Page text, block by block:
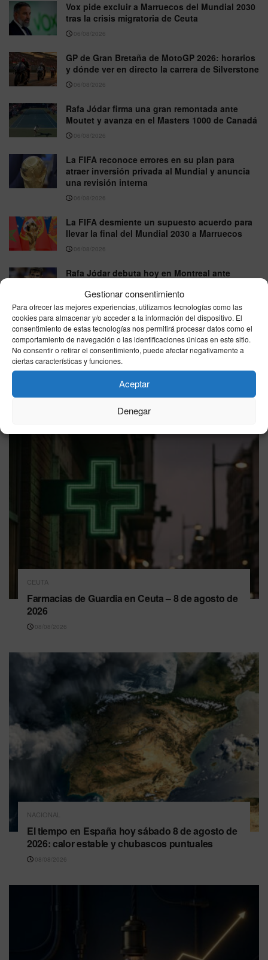
Gestionar consentimiento
Para ofrecer las mejores experiencias, utilizamos tecnologías como las
cookies para almacenar y/o acceder a la información del dispositivo. El
consentimiento de estas tecnologías nos permitirá procesar datos como el
comportamiento de navegación o las identificaciones únicas en este sitio.
No consentir o retirar el consentimiento, puede afectar negativamente a
ciertas características y funciones.
Aceptar
Denegar
Vox pide excluir a Marruecos del Mundial 2030
tras la crisis migratoria de Ceuta
06/08/2026
GP de Gran Bretaña de MotoGP 2026: horarios
y dónde ver en directo la carrera de Silverstone
06/08/2026
Rafa Jódar firma una gran remontada ante
Moutet y avanza en el Masters 1000 de Canadá
06/08/2026
La FIFA reconoce errores en su plan para
atraer inversión privada al Mundial y anuncia
una revisión interna
06/08/2026
La FIFA desmiente un supuesto acuerdo para
llevar la final del Mundial 2030 a Marruecos
06/08/2026
Rafa Jódar debuta hoy en Montreal ante
por televisión
05/08/2026
VER MÁS
Última hora
CEUTA
Farmacias de Guardia en Ceuta – 8 de agosto de
2026
08/08/2026
NACIONAL
El tiempo en España hoy sábado 8 de agosto de
2026: calor estable y chubascos puntuales
08/08/2026